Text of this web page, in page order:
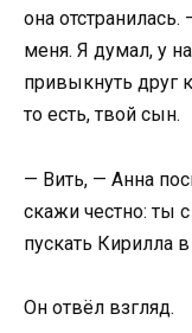
она
меня. Я думал, у
привыкнуть друг
то есть, твой сын.
— Вить, — Анна
скажи честно: ты
пускать Кирилла
Он отвёл взгляд.